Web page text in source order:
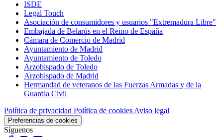
ISDE
Legal Touch
Asociación de consumidores y usuarios "Extremadura Libre"
Embajada de Belarús en el Reino de España
Cámara de Comercio de Madrid
Ayuntamiento de Madrid
Ayuntamiento de Toledo
Arzobispado de Toledo
Arzobispado de Madrid
Hermandad de veteranos de las Fuerzas Armadas y de la
Guardia Civil
Política de privacidad Política de cookies Aviso legal
Preferencias de cookies
Síguenos